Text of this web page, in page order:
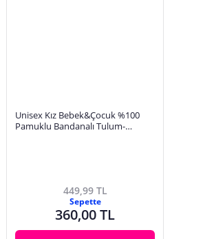
Unisex Kız Bebek&Çocuk %100
Pamuklu Bandanalı Tulum-
449,99 TL
Sepette
360,00 TL